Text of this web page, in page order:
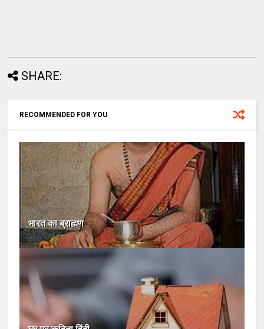
SHARE:
RECOMMENDED FOR YOU
भारत का ब्राह्मण